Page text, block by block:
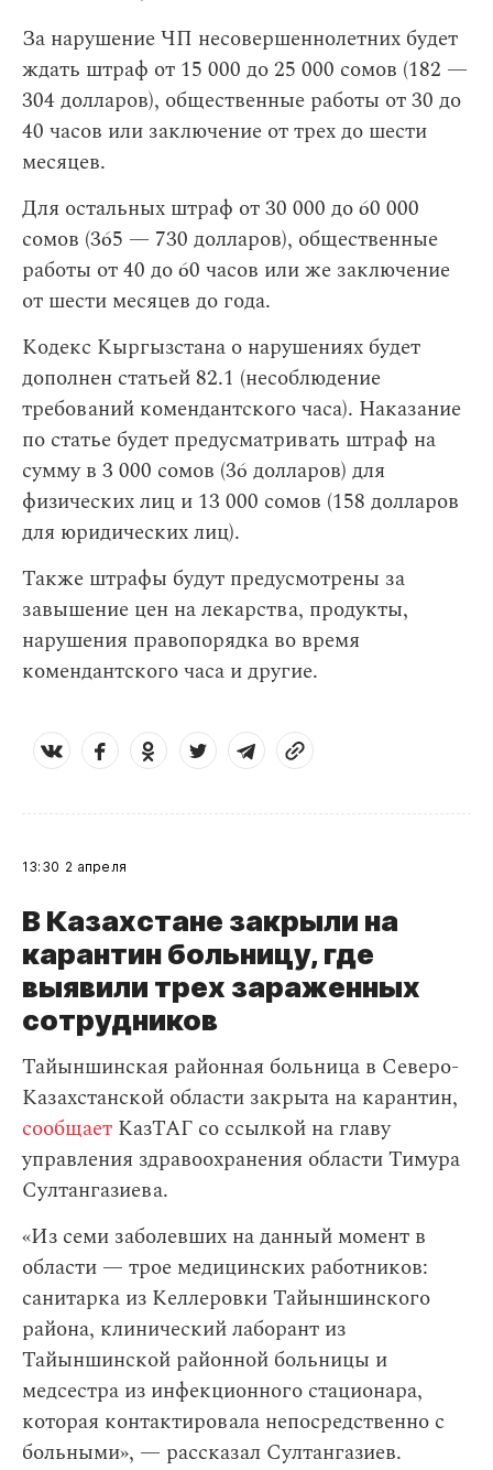
За нарушение ЧП несовершеннолетних будет
ждать штраф от 15 000 до 25 000 сомов (182 —
304 долларов), общественные работы от 30 до
40 часов или заключение от трех до шести
месяцев.
Для остальных штраф от 30 000 до 60 000
сомов (365 — 730 долларов), общественные
работы от 40 до 60 часов или же заключение
от шести месяцев до года.
Кодекс Кыргызстана о нарушениях будет
дополнен статьей 82.1 (несоблюдение
требований комендантского часа). Наказание
по статье будет предусматривать штраф на
сумму в 3 000 сомов (36 долларов) для
физических лиц и 13 000 сомов (158 долларов
для юридических лиц).
Также штрафы будут предусмотрены за
завышение цен на лекарства, продукты,
нарушения правопорядка во время
комендантского часа и другие.
13:30 2 апреля
В Казахстане закрыли на
карантин больницу, где
выявили трех зараженных
сотрудников
Тайыншинская районная больница в Северо-
Казахстанской области закрыта на карантин,
сообщает КазТАГ со ссылкой на главу
управления здравоохранения области Тимура
Султангазиева.
«Из семи заболевших на данный момент в
области — трое медицинских работников:
санитарка из Келлеровки Тайыншинского
района, клинический лаборант из
Тайыншинской районной больницы и
медсестра из инфекционного стационара,
которая контактировала непосредственно с
больными», — рассказал Султангазиев.